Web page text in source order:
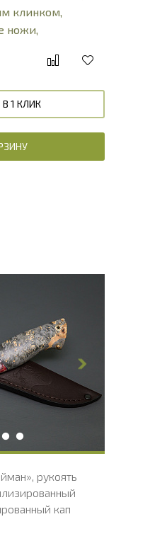
клинком,
ножи,
1 КЛИК
32.2
121.4
24.8
66 - 68 HRC
рукоять
кап